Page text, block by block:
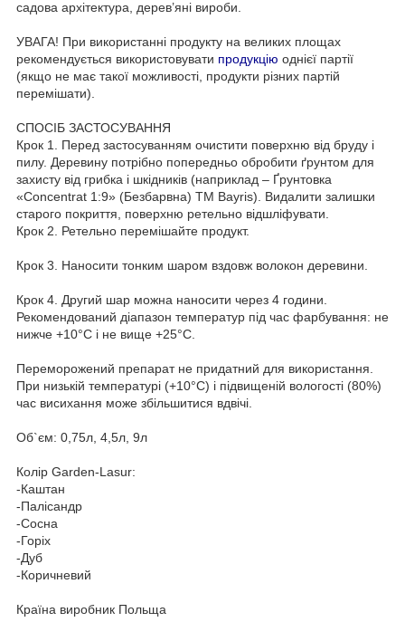
садова архітектура, дерев’яні вироби.
УВАГА! При використанні продукту на великих площах
рекомендується використовувати продукцію однієї партії
(якщо не має такої можливості, продукти різних партій
перемішати).
СПОСІБ ЗАСТОСУВАННЯ
Крок 1. Перед застосуванням очистити поверхню від бруду і
пилу. Деревину потрібно попередньо обробити ґрунтом для
захисту від грибка і шкідників (наприклад – Ґрунтовка
«Concentrat 1:9» (Безбарвна) TM Bayris). Видалити залишки
старого покриття, поверхню ретельно відшліфувати.
Крок 2. Ретельно перемішайте продукт.
Крок 3. Наносити тонким шаром вздовж волокон деревини.
Крок 4. Другий шар можна наносити через 4 години.
Рекомендований діапазон температур під час фарбування: не
нижче +10°C і не вище +25°C.
Переморожений препарат не придатний для використання.
При низькій температурі (+10°C) і підвищеній вологості (80%)
час висихання може збільшитися вдвічі.
Об`єм: 0,75л, 4,5л, 9л
Колір Garden-Lasur:
-Каштан
-Палісандр
-Сосна
-Горіх
-Дуб
-Коричневий
Країна виробник Польща